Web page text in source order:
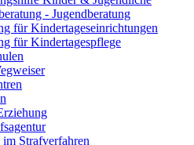
- Jugendberatung
für Kindertageseinrichtungen
für Kindertagespflege
Strafverfahren